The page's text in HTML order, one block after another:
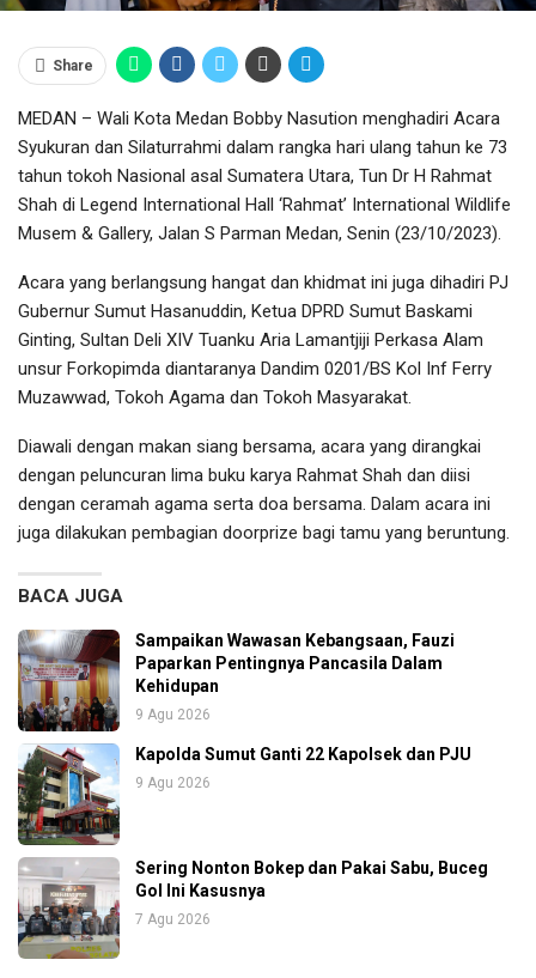
Share
MEDAN – Wali Kota Medan Bobby Nasution menghadiri Acara
Syukuran dan Silaturrahmi dalam rangka hari ulang tahun ke 73
tahun tokoh Nasional asal Sumatera Utara, Tun Dr H Rahmat
Shah di Legend International Hall ‘Rahmat’ International Wildlife
Musem & Gallery, Jalan S Parman Medan, Senin (23/10/2023).
Acara yang berlangsung hangat dan khidmat ini juga dihadiri PJ
Gubernur Sumut Hasanuddin, Ketua DPRD Sumut Baskami
Ginting, Sultan Deli XIV Tuanku Aria Lamantjiji Perkasa Alam
unsur Forkopimda diantaranya Dandim 0201/BS Kol Inf Ferry
Muzawwad, Tokoh Agama dan Tokoh Masyarakat.
Diawali dengan makan siang bersama, acara yang dirangkai
dengan peluncuran lima buku karya Rahmat Shah dan diisi
dengan ceramah agama serta doa bersama. Dalam acara ini
juga dilakukan pembagian doorprize bagi tamu yang beruntung.
BACA JUGA
Sampaikan Wawasan Kebangsaan, Fauzi
Paparkan Pentingnya Pancasila Dalam
Kehidupan
9 Agu 2026
Kapolda Sumut Ganti 22 Kapolsek dan PJU
9 Agu 2026
Sering Nonton Bokep dan Pakai Sabu, Buceg
Gol Ini Kasusnya
7 Agu 2026